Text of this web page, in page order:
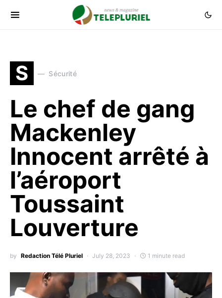
S Sécurité
Le chef de gang
Mackenley
Innocent arrêté à
l’aéroport
Toussaint
Louverture
by Redaction Télé Pluriel July 28, 2023 1 minute read